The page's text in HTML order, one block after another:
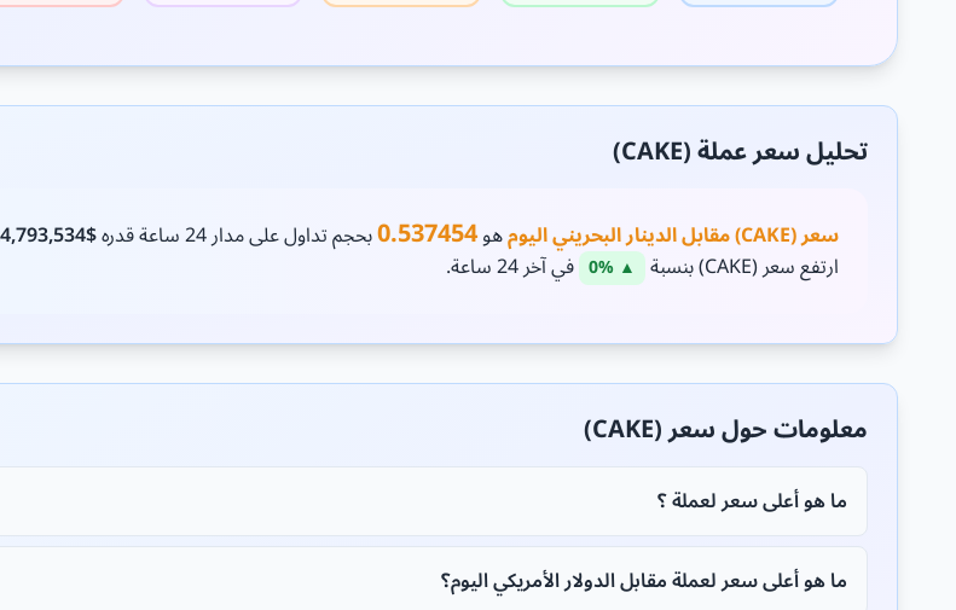
تحليل سعر عملة (CAKE)
سعر (CAKE) مقابل الدينار البحريني اليوم هو0.537454بحجم تداول على مدار 24 ساعة قدره $24,793,534
ارتفع سعر (CAKE) بنسبة ▲ 0% في آخر 24 ساعة.
معلومات حول سعر (CAKE)
ما هو أعلى سعر لعملة ؟
ما هو أعلى سعر لعملة مقابل الدولار الأمريكي اليوم؟